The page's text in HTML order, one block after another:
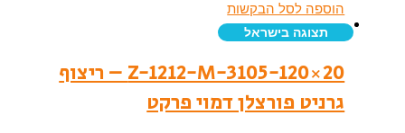
הוספה לסל הבקשות
תצוגה בישראל
Z-1212-M-3105-120×20 – ריצוף
גרניט פורצלן דמוי פרקט